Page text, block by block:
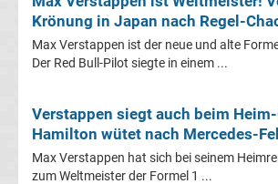
Bundesliga
Tabelle
Ligue
1
Krönung in Japan nach Regel-
Max Verstappen ist der neue und alte
Der Red Bull-Pilot siegte in einem ...
Verstappen siegt auch beim
Hamilton wütet nach Mercedes-
Max Verstappen hat sich bei seinem
zum Weltmeister der Formel 1 ...